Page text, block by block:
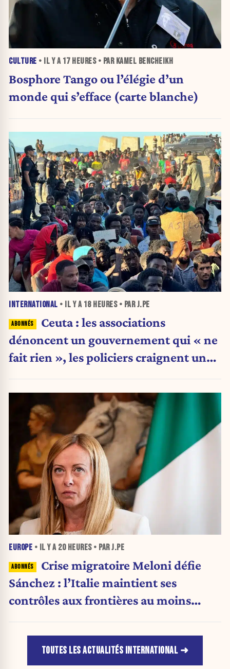
CULTURE • IL Y A 17 HEURES• PAR KAMEL BENCHEIKH
Bosphore Tango ou l’élégie d’un
monde qui s’efface (carte blanche)
INTERNATIONAL • IL Y A 18 HEURES• PAR J.PE
Ceuta : les associations
dénoncent un gouvernement qui « ne
fait rien », les policiers craignent une
EUROPE • IL Y A 20 HEURES• PAR J.PE
Crise migratoire Meloni défie
Sánchez : l’Italie maintient ses
contrôles aux frontières au moins
TOUTES LES ACTUALITÉS INTERNATIONAL